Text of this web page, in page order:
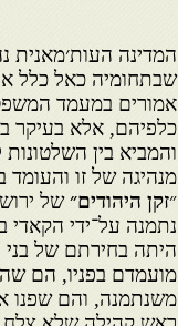
המדינה העות׳מאנית
שבתחומיה כאל כלל
אמורים במעמד
כלפיהם, אלא בעיקר
והמביא בין
מנהיגה של זו
״זקן היהודים״של
נתמנה על־ידי
היתה בחירתם של
מועמדם בפניו, הם
משנתמנה, והם שפנו